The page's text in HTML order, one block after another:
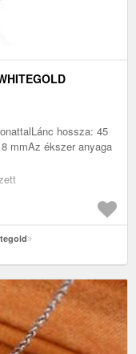
hossza: 45
mmAz ékszer anyaga